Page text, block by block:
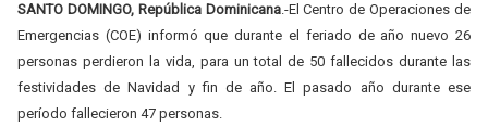
SANTO DOMINGO, República Dominicana.-El Centro de Operaciones de
Emergencias (COE) informó que durante el feriado de año nuevo 26
personas perdieron la vida, para un total de 50 fallecidos durante las
festividades de Navidad y fin de año. El pasado año durante ese
período fallecieron 47 personas.